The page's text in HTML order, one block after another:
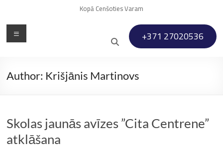
Kopā Cenšoties Varam
+371 27020536
Menu
Author: Krišjānis Martinovs
Skolas jaunās avīzes ”Cita Centrene”
atklāšana